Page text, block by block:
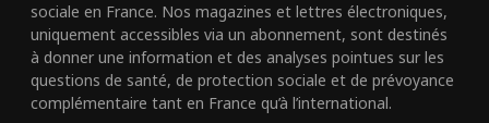
sociale en France. Nos magazines et lettres électroniques,
uniquement accessibles via un abonnement, sont destinés
à donner une information et des analyses pointues sur les
questions de santé, de protection sociale et de prévoyance
complémentaire tant en France qu’à l’international.